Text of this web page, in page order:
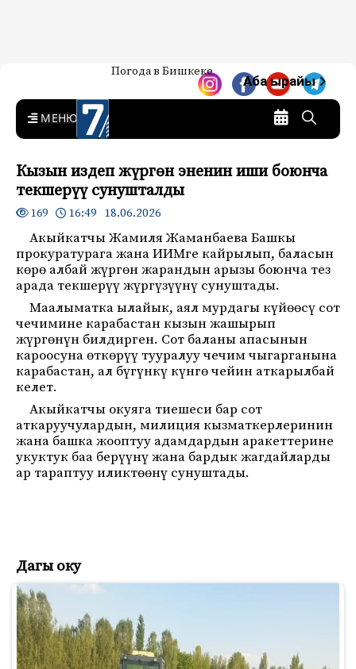
7-канал. Жаңылыктар —
Кыргызстан
Жаңылыктар — Кыргызстан
Погода в Бишкеке
Аба ырайы
MENU
Кызын издеп жүргөн эненин иши боюнча
текшерүү сунушталды
169 16:49 18.06.2026
Акыйкатчы Жамиля Жаманбаева Башкы
прокуратурага жана ИИМге кайрылып, баласын
көрө албай жүргөн жарандын арызы боюнча тез
арада текшерүү жүргүзүүнү сунуштады.
Маалыматка ылайык, аял мурдагы күйөөсү сот
чечимине карабастан кызын жашырып
жүргөнүн билдирген. Сот баланы апасынын
кароосуна өткөрүү тууралуу чечим чыгарганына
карабастан, ал бүгүнкү күнгө чейин аткарылбай
келет.
Акыйкатчы окуяга тиешеси бар сот
аткаруучулардын, милиция кызматкерлеринин
жана башка жооптуу адамдардын аракеттерине
укуктук баа берүүнү жана бардык жагдайларды
ар тараптуу иликтөөнү сунуштады.
Дагы оку